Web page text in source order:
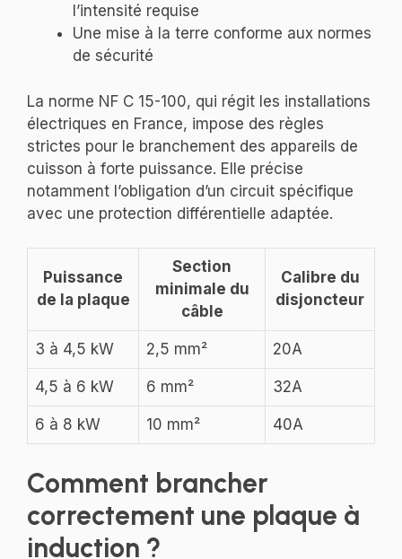
l’intensité requise
Une mise à la terre conforme aux normes
de sécurité
La norme NF C 15-100, qui régit les installations
électriques en France, impose des règles
strictes pour le branchement des appareils de
cuisson à forte puissance. Elle précise
notamment l’obligation d’un circuit spécifique
avec une protection différentielle adaptée.
Puissance
de la plaque
Section
minimale du
câble
Calibre du
disjoncteur
3 à 4,5 kW 2,5 mm² 20A
4,5 à 6 kW 6 mm² 32A
6 à 8 kW 10 mm² 40A
Comment brancher
correctement une plaque à
induction ?